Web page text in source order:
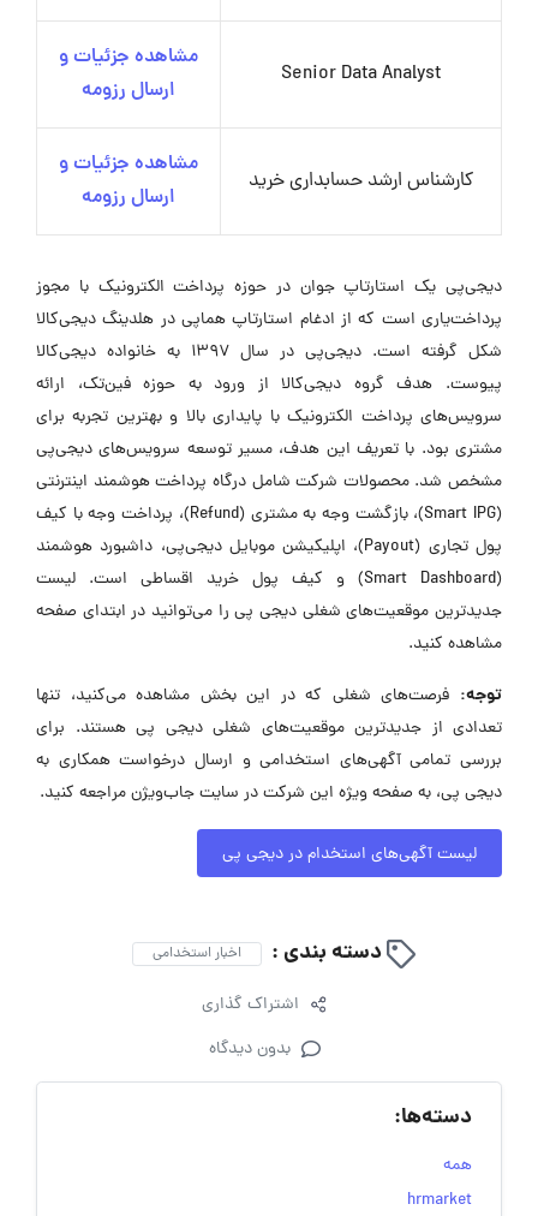
Senior Data Analyst
مشاهده جزئیات و
ارسال رزومه
کارشناس ارشد حسابداری خرید
مشاهده جزئیات و
ارسال رزومه
دیجی‌پی یک استارتاپ جوان در حوزه پرداخت الکترونیک با مجوز
پرداخت‌یاری است که از ادغام استارتاپ هماپی در هلدینگ دیجی‌کالا
شکل گرفته است. دیجی‌پی در سال ۱۳۹۷ به خانواده دیجی‌کالا
پیوست. هدف گروه دیجی‌کالا از ورود به حوزه فین‌تک، ارائه
سرویس‌های پرداخت الکترونیک با پایداری بالا و بهترین تجربه برای
مشتری بود. با تعریف این هدف، مسیر توسعه سرویس‌های دیجی‌پی
مشخص شد. محصولات شرکت شامل درگاه پرداخت هوشمند اینترنتی
(Smart IPG)، بازگشت وجه به مشتری (Refund)، پرداخت وجه با کیف
پول تجاری (Payout)، اپلیکیشن موبایل دیجی‌پی، داشبورد هوشمند
(Smart Dashboard) و کیف پول خرید اقساطی است. لیست
جدیدترین موقعیت‌های شغلی دیجی پی را می‌توانید در ابتدای صفحه
مشاهده کنید.
توجه: فرصت‌های شغلی که در این بخش مشاهده می‌کنید، تنها
تعدادی از جدیدترین موقعیت‌های شغلی دیجی پی هستند. برای
بررسی تمامی آگهی‌های استخدامی و ارسال درخواست همکاری به
دیجی پی، به صفحه ویژه این شرکت در سایت جاب‌ویژن مراجعه کنید.
لیست آگهی‌های استخدام در دیجی پی
دسته بندی : اخبار استخدامی
اشتراک گذاری
بدون دیدگاه
دسته‌ها:
همه
hrmarket